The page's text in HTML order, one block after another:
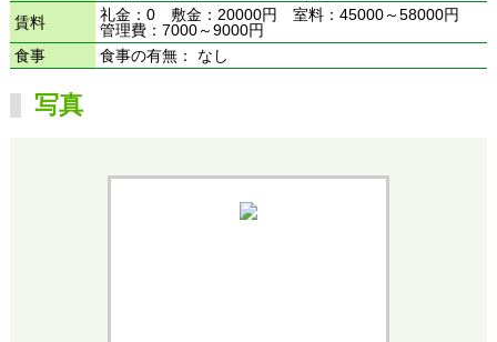
賃料
礼金：0 敷金：20000円 室料：45000～58000円
管理費：7000～9000円
食事
食事の有無： なし
写真